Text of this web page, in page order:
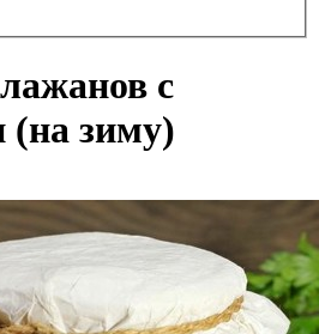
с
(на зиму)